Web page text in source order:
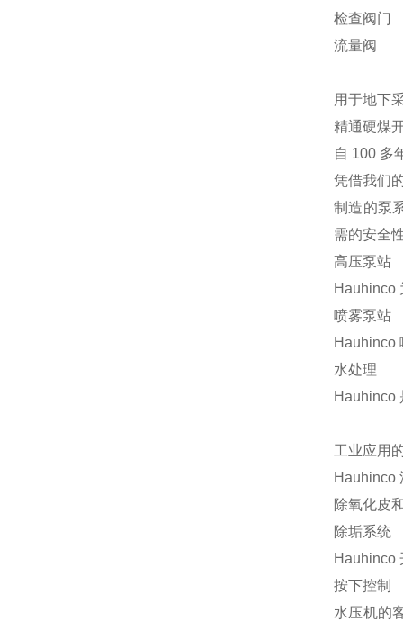
检查阀门
流量阀
用于地下
精通硬煤
自 100 多
凭借我们
制造的泵
需的安全
高压泵站
Hauhinco
喷雾泵站
Hauhinco
水处理
Hauhinco
工业应用
Hauhinco
除氧化皮
除垢系统
Hauhinco
按下控制
水压机的